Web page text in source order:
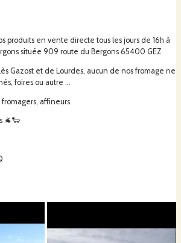
produits en vente directe tous les jours de 16h à
située 909 route du Bergons 65400 GEZ
Gazost et de Lourdes, aucun de nos fromage ne
foires ou autre ...
affineurs
🐐🐑